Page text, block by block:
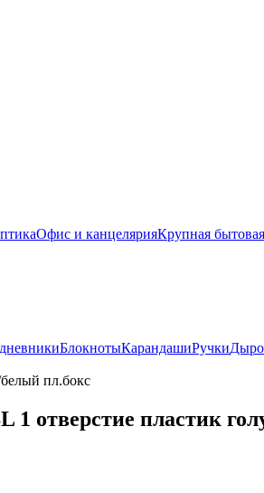
Офис и канцелярияКрупная
БлокнотыКарандашиРучки
пл.бокс
отверстие пластик